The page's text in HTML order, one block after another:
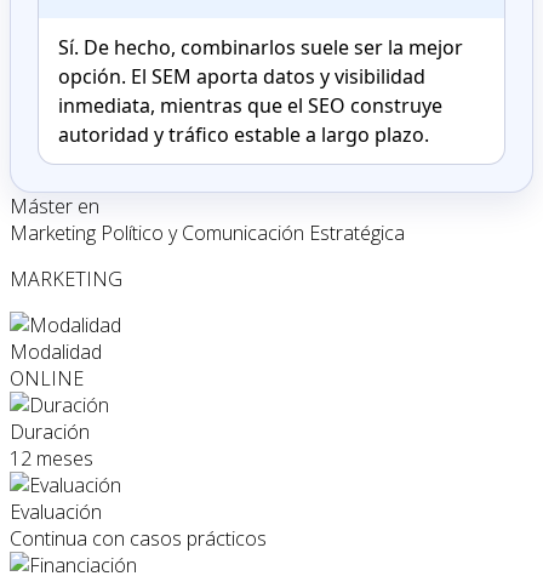
Sí. De hecho, combinarlos suele ser la mejor
opción. El SEM aporta datos y visibilidad
inmediata, mientras que el SEO construye
autoridad y tráfico estable a largo plazo.
Máster en
Marketing Político y Comunicación Estratégica
MARKETING
Modalidad
ONLINE
Duración
12 meses
Evaluación
Continua con casos prácticos